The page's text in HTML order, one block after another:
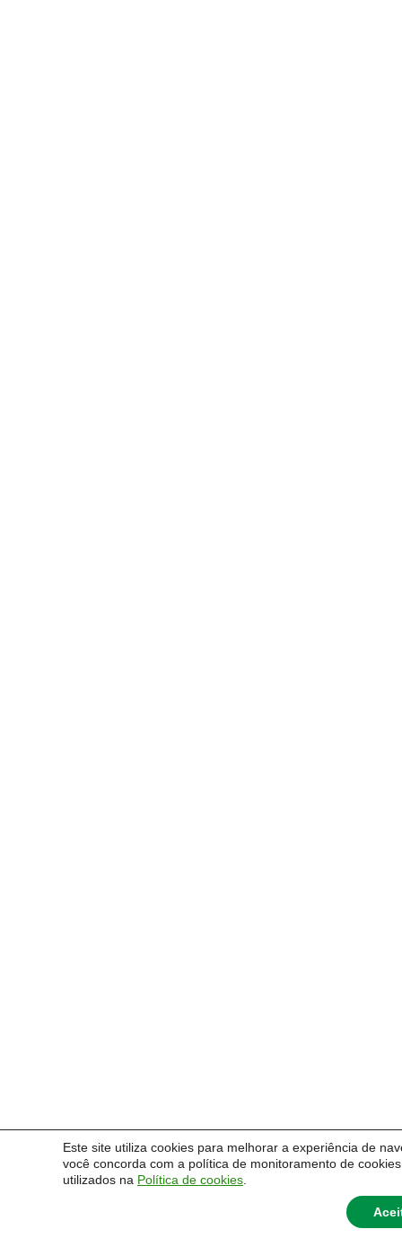
Este site utiliza cookies para melhorar a experiência de
você concorda com a política de monitoramento de
utilizados na Política de cookies